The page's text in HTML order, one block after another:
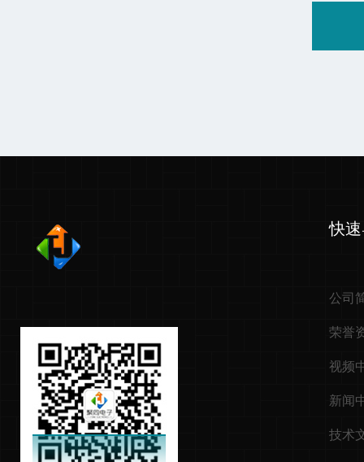
快
公司
荣誉
视频
新闻
技术